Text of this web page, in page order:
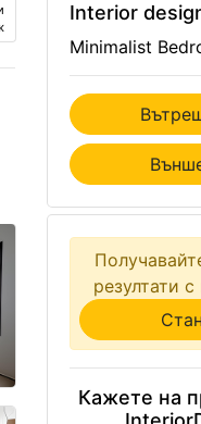
Interior
Minimalist
резултати
Кажете на